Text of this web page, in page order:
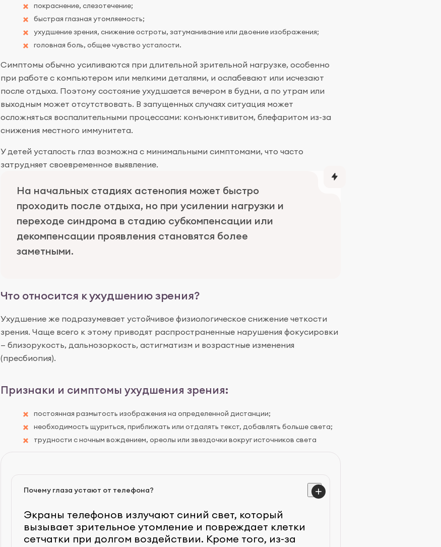
покраснение, слезотечение;
быстрая глазная утомляемость;
ухудшение зрения, снижение остроты, затуманивание или двоение изображения;
головная боль, общее чувство усталости.
Симптомы обычно усиливаются при длительной зрительной нагрузке, особенно
при работе с компьютером или мелкими деталями, и ослабевают или исчезают
после отдыха. Поэтому состояние ухудшается вечером в будни, а по утрам или
выходным может отсутствовать. В запущенных случаях ситуация может
осложняться воспалительными процессами: конъюнктивитом, блефаритом из-за
снижения местного иммунитета.
У детей усталость глаз возможна с минимальными симптомами, что часто
затрудняет своевременное выявление.
На начальных стадиях астенопия может быстро
проходить после отдыха, но при усилении нагрузки и
переходе синдрома в стадию субкомпенсации или
декомпенсации проявления становятся более
заметными.
Что относится к ухудшению зрения?
Ухудшение же подразумевает устойчивое физиологическое снижение четкости
зрения. Чаще всего к этому приводят распространенные нарушения фокусировки
— близорукость, дальнозоркость, астигматизм и возрастные изменения
(пресбиопия).
Признаки и симптомы ухудшения зрения:
постоянная размытость изображения на определенной дистанции;
необходимость щуриться, приближать или отдалять текст, добавлять больше света;
трудности с ночным вождением, ореолы или звездочки вокруг источников света
Почему глаза устают от телефона?
Экраны телефонов излучают синий свет, который
вызывает зрительное утомление и повреждает клетки
сетчатки при долгом воздействии. Кроме того, из-за